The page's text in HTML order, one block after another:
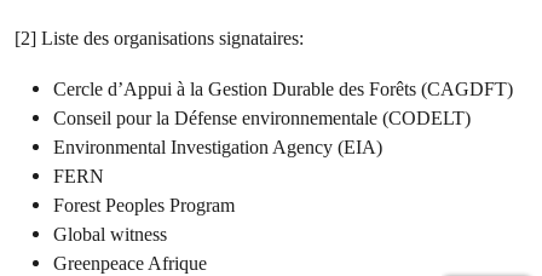
[2] Liste des organisations signataires:
Cercle d’Appui à la Gestion Durable des Forêts (CAGDFT)
Conseil pour la Défense environnementale (CODELT)
Environmental Investigation Agency (EIA)
FERN
Forest Peoples Program
Global witness
Greenpeace Afrique